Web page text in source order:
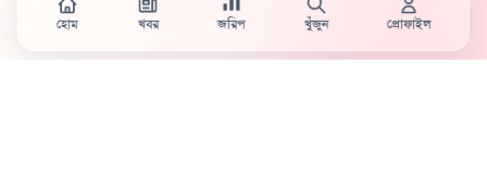
হোম খবর জরিপ খুঁজুন প্রোফাইল